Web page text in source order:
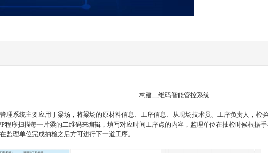
构建二维码智能管控系统
理系统主要应用于梁场，将梁场的原材料信息、工序信息、从现场技术员、工序负责人，检
程序扫描每一片梁的二维码来编辑，填写对应时间工序点的内容，监理单位在抽检时候根据
监理单位完成抽检之后方可进行下一道工序。